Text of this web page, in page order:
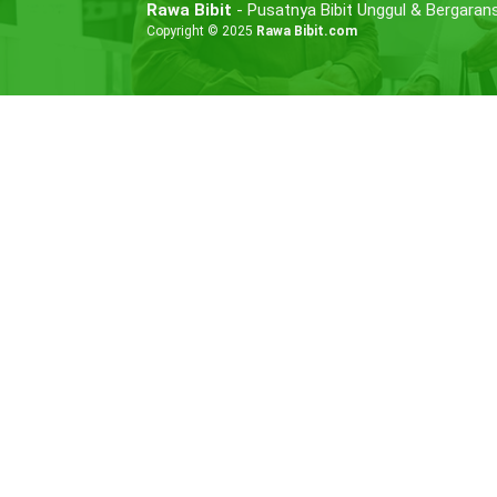
Rawa Bibit - Pusatnya Bibit Unggul &
Copyright © 2025 Rawa Bibit.com